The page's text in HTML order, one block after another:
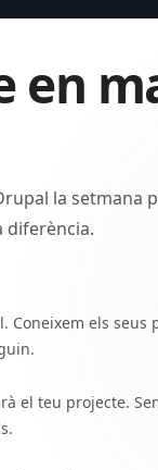
en
la setmana
diferència.
els seus
el teu projecte.